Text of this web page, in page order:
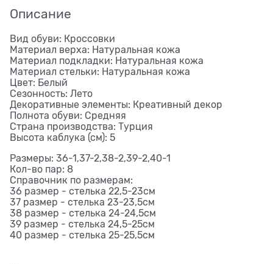
Описание
Вид обуви: Кроссовки
Материал верха: Натуральная кожа
Материал подкладки: Натуральная кожа
Материал стельки: Натуральная кожа
Цвет: Белый
Сезонность: Лето
Декоративные элементы: Креативный декор
Полнота обуви: Средняя
Страна производства: Турция
Высота каблука (см): 5
Размеры: 36-1,37-2,38-2,39-2,40-1
Кол-во пар: 8
Справочник по размерам:
36 размер - стелька 22,5-23см
37 размер - стелька 23-23,5см
38 размер - стелька 24-24,5см
39 размер - стелька 24,5-25см
40 размер - стелька 25-25,5см